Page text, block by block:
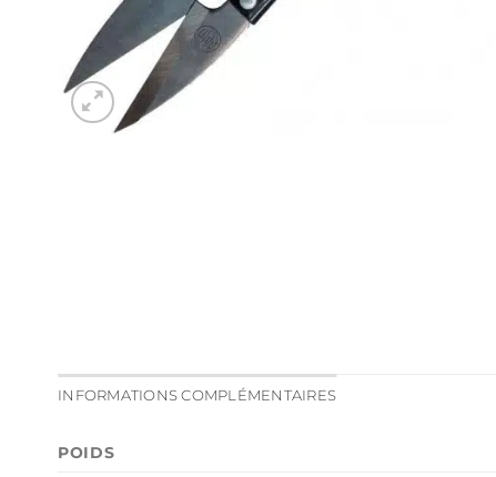
INFORMATIONS COMPLÉMENTAIRES
POIDS